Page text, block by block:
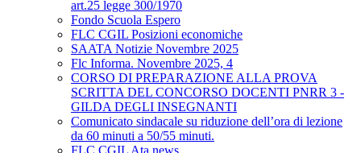
art.25 legge 300/1970
Fondo Scuola Espero
FLC CGIL Posizioni economiche
SAATA Notizie Novembre 2025
Flc Informa. Novembre 2025, 4
CORSO DI PREPARAZIONE ALLA PROVA
SCRITTA DEL CONCORSO DOCENTI PNRR 3 -
GILDA DEGLI INSEGNANTI
Comunicato sindacale su riduzione dell’ora di lezione
da 60 minuti a 50/55 minuti.